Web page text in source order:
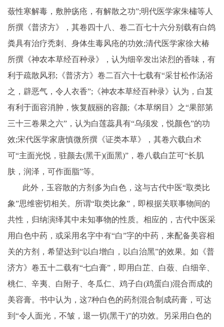
蔹性寒解毒，敷肿疡疮，有解散之功”;明代医学家朱橚等人
所撰《普济方》，其卷四十八、卷二百七十六分别载有白鸽
粪具有治疗秃刺、身体生毒风疮的功效;清代医学家徐大椿
所撰《神农本草经百种录》，认为细辛发出浓烈的香味，有
利于疏散风邪;《普济方》卷二百六十七载有“采甘松作汤浴
之，辟恶气，令人衣香”;《神农本草经百种录》认为，白芨
有利于面容消肿，恢复靓丽的容颜;《本草纲目》之“果部第
三十三卷果之六”，认为白莲蕊具有“乌须发，悦颜色”的功
效;宋代医学家唐慎微所撰《证类本草》，其卷六载白术
可“主面光悦，驻颜去(黑干)(面黑)”，卷八载白芷可“长肌
肤，润泽，可作面脂”等。
此外，玉容散的方剂多为白色，这与古代中医“取类比
象”思维密切相关。所谓“取类比象”，即根据关联事物间的
共性，归纳演绎其中未知事物的性质。相应的，古代中医采
用白色中药，或采用名字中有“白”字的中药，来配备美容相
关的方剂，希望达到“以白增白，以白治黑”的效果。如《普
济方》卷五十二载有“七白膏”，即用白芷、白蔹、白细辛、
桃仁、辛夷、白附子、冬瓜仁、鸡子白(鸡蛋白)混合而成的
美容膏。书中认为，这7种白色的药剂混合制成药膏，可达
到“令人面光，不皱，退一切(黑干)”的功效。另采用白色的